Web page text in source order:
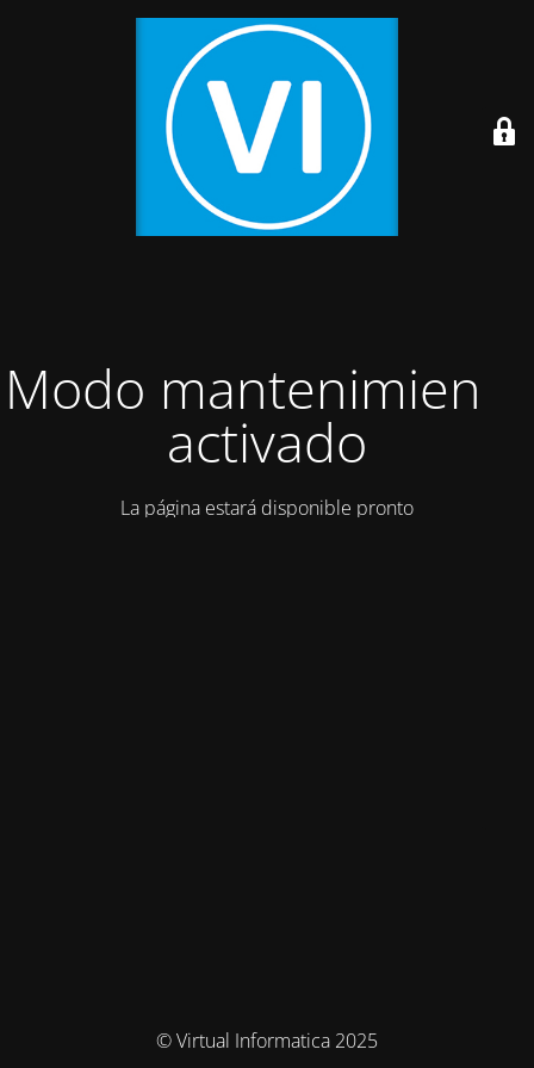
Modo mantenimiento
activado
La página estará disponible pronto
© Virtual Informatica 2025